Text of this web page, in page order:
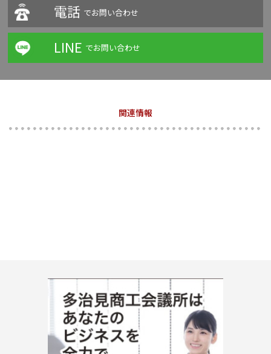
電話 でお問い合わせ
LINE でお問い合わせ
関連情報